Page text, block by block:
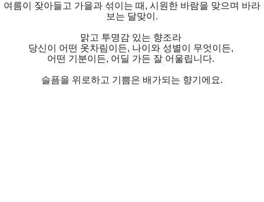
여름이 잦아들고 가을과 섞이는 때, 시원한 바람을 맞으며 바라
보는 달맞이.
맑고 투명감 있는 향조라
당신이 어떤 옷차림이든, 나이와 성별이 무엇이든,
어떤 기분이든, 어딜 가든 잘 어울립니다.
슬픔을 위로하고 기쁨은 배가되는 향기에요.